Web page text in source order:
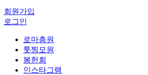
회원가입
로그인
로마총원
툿찡모원
봉헌회
인스타그램